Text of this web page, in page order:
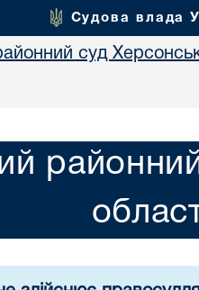
Судова влада
суд